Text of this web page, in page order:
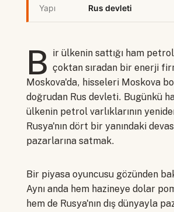
Yapı
Rus devleti
B ir ülkenin sattığı ham
çoktan sıradan bir enerji
Moskova'da, hisseleri Moskova
doğrudan Rus devleti. Bugünkü
ülkenin petrol varlıklarının
Rusya'nın dört bir yanındaki
pazarlarına satmak.
Bir piyasa oyuncusu gözünden
Aynı anda hem hazineye dolar
hem de Rusya'nın dış dünyayla